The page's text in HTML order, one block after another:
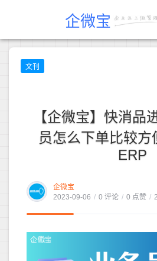
企微宝
文刊
【企微宝】快消品
员怎么下单比较方
ERP
企微宝
2023-09-06 / 0 评论 / 0 点赞 /